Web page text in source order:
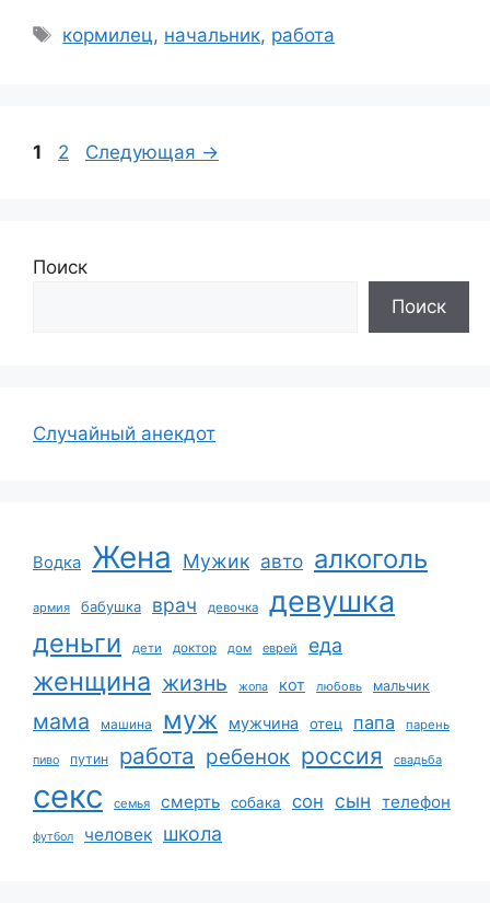
Метки
кормилец, начальник, работа
Страница
1 Страница
2 Следующая →
Поиск
Поиск
Случайный анекдот
Водка Жена Мужик авто алкоголь
армия бабушка врач девочка девушка
деньги дети доктор дом еврей еда
женщина жизнь жопа кот любовь мальчик
мама машина муж мужчина отец папа парень
пиво путин работа ребенок россия свадьба
секс семья смерть собака сон сын телефон
футбол человек школа